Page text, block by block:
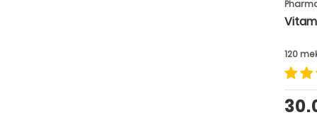
120